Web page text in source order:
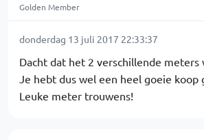
Golden Member
donderdag 13 juli 2017 22:33:37
Dacht dat het 2 verschillende meters
Je hebt dus wel een heel goeie koop
Leuke meter trouwens!